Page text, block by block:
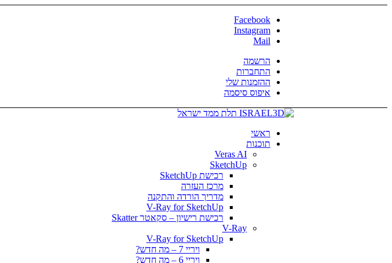
Facebook
Instagram
Mail
הרשמה
התחברות
ההזמנות שלי
איפוס סיסמה
ראשי
תוכנות
Veras AI
SketchUp
רכישת SketchUp
מרכז העזרה
מדריך הורדה והתקנה
V-Ray for SketchUp
רכישת רישיון – סקאטר Skatter
V-Ray
V-Ray for SketchUp
ויריי 7 – מה חדש?
ויריי 6 – מה חדש?